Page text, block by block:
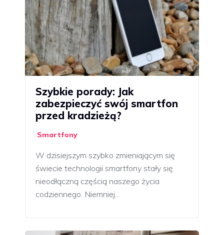
Szybkie porady: Jak
zabezpieczyć swój smartfon
przed kradzieżą?
Smartfony
W dzisiejszym szybko zmieniającym się
świecie technologii smartfony stały się
nieodłączną częścią naszego życia
codziennego. Niemniej…